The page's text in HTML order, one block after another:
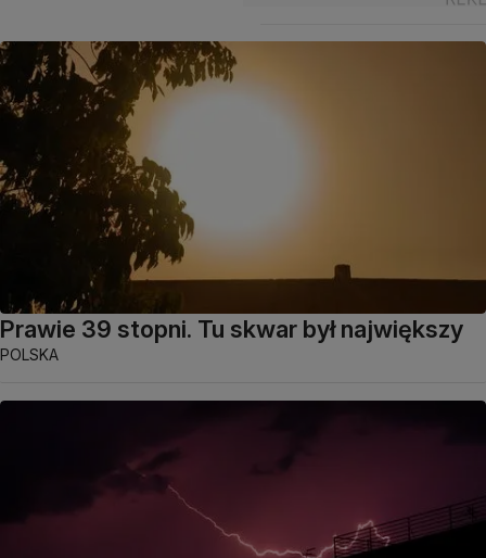
Prawie 39 stopni. Tu skwar był największy
POLSKA